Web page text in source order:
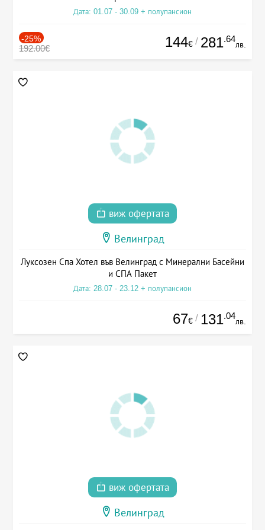
Дата: 01.07 - 30.09 + полупансион
-25%
192.00€ 144€ / 281.64
лв.
виж офертата
Велинград
Луксозен Спа Хотел във Велинград с Минерални Басейни
и СПА Пакет
Дата: 28.07 - 23.12 + полупансион
67€ / 131.04
лв.
виж офертата
Велинград